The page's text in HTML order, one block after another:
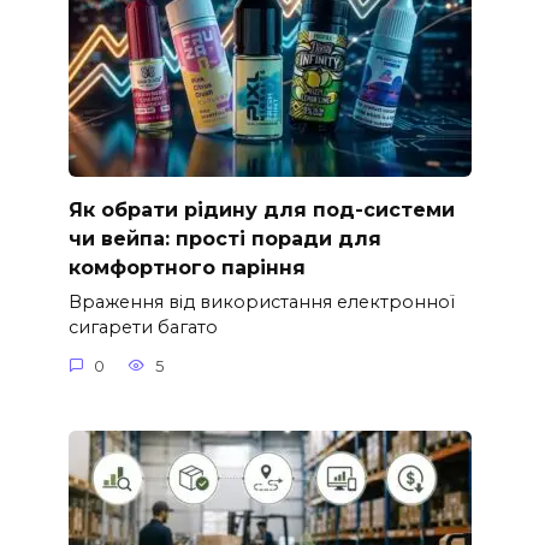
Як обрати рідину для под-системи
чи вейпа: прості поради для
комфортного паріння
Враження від використання електронної
сигарети багато
0 5